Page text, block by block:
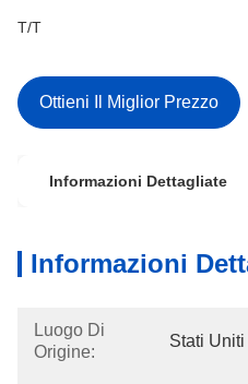
T/T
Ottieni Il Miglior Prezzo
Informazioni Dettagliate
Informazioni
Luogo Di
Origine:
Stati Uniti